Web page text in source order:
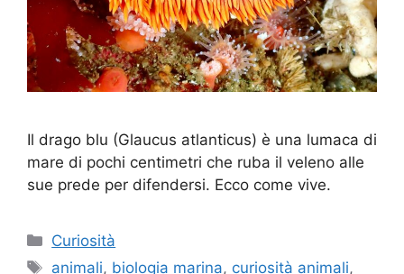
Il drago blu (Glaucus atlanticus) è una lumaca di
mare di pochi centimetri che ruba il veleno alle
sue prede per difendersi. Ecco come vive.
Categorie
Curiosità
Tag
animali, biologia marina, curiosità animali,